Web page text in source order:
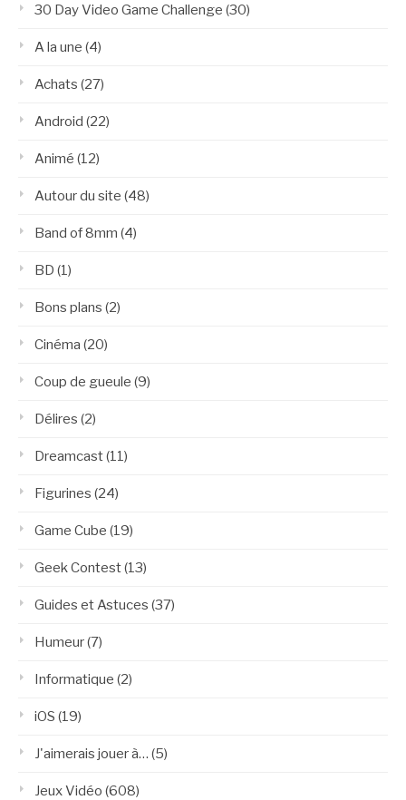
30 Day Video Game Challenge (30)
A la une (4)
Achats (27)
Android (22)
Animé (12)
Autour du site (48)
Band of 8mm (4)
BD (1)
Bons plans (2)
Cinéma (20)
Coup de gueule (9)
Délires (2)
Dreamcast(11)
Figurines (24)
Game Cube (19)
Geek Contest(13)
Guides et Astuces (37)
Humeur(7)
Informatique (2)
iOS (19)
J'aimerais jouer à… (5)
Jeux Vidéo (608)